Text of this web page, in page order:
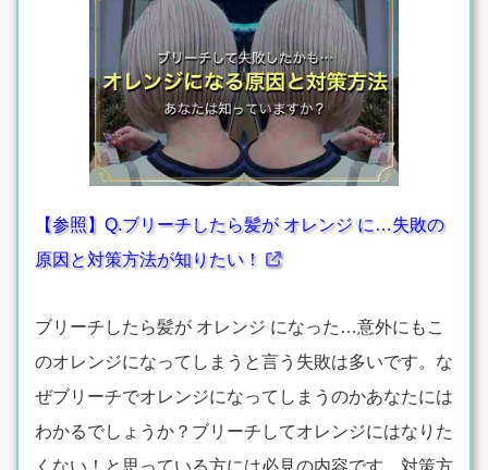
【参照】Q.ブリーチしたら髪が オレンジ に…失敗の
原因と対策方法が知りたい！
ブリーチしたら髪が オレンジ になった…意外にもこ
のオレンジになってしまうと言う失敗は多いです。な
ぜブリーチでオレンジになってしまうのかあなたには
わかるでしょうか？ブリーチしてオレンジにはなりた
くない！と思っている方には必見の内容です。対策方